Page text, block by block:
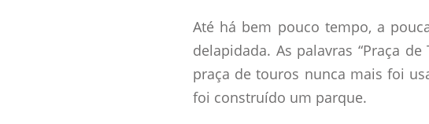
Até há bem pouco tempo, a
delapidada. As palavras “Praça
praça de touros nunca mais foi
foi construído um parque.